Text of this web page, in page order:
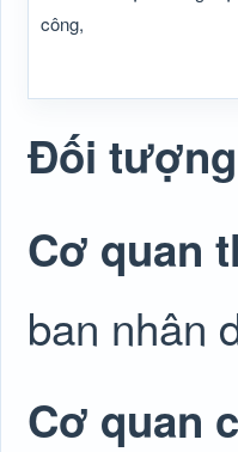
công,
Đối
Cơ quan
ban nhân
Cơ quan